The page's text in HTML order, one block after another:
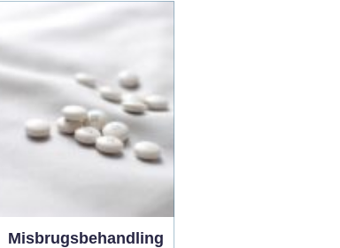
tungere og større. Når
vindmøllekomponenter,
både eller siloer skal
flyttes, er almindelig
lastbil...
Misbrugsbehandling